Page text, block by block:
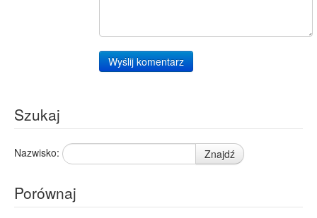
Wyślij komentarz
Szukaj
Nazwisko: Znajdź
Porównaj